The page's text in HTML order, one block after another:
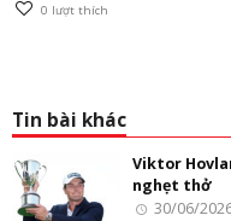
0 lượt thích
Tin bài khác
Viktor
nghẹt thở
30/06/